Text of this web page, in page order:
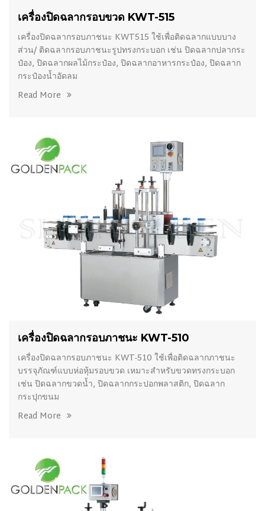
เครื่องปิดฉลากรอบขวด KWT-515
เครื่องปิดฉลากรอบภาชนะ KWT515 ใช้เพื่อติดฉลากแบบบาง
ส่วน/ ติดฉลากรอบภาชนะรูปทรงกระบอก เช่น ปิดฉลากปลากระ
ป๋อง, ปิดฉลากผลไม้กระป๋อง, ปิดฉลากอาหารกระป๋อง, ปิดฉลาก
กระป๋องน้ำอัดลม
Read More
เครื่องปิดฉลากรอบภาชนะ KWT-510
เครื่องปิดฉลากรอบภาชนะ KWT-510 ใช้เพื่อติดฉลากภาชนะ
บรรจุภัณฑ์แบบห่อหุ้มรอบขวด เหมาะสำหรับขวดทรงกระบอก
เช่น ปิดฉลากขวดน้ำ, ปิดฉลากกระปอกพลาสติก, ปิดฉลาก
กระปุกขนม
Read More